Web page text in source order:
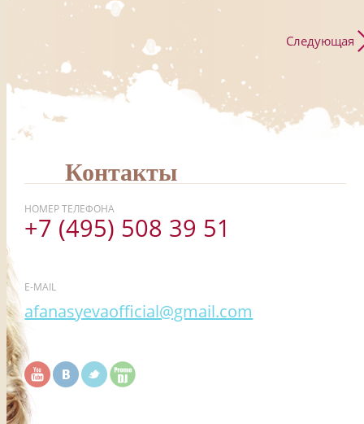
Следующая
Контакты
НОМЕР ТЕЛЕФОНА
+7 (495) 508 39 51
E-MAIL
afanasyevaofficial@gmail.com